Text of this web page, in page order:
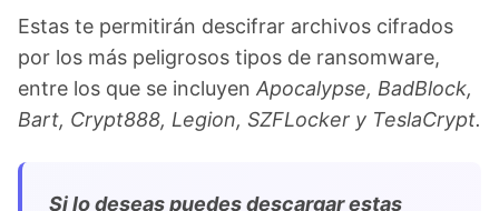
Estas te permitirán descifrar archivos cifrados
por los más peligrosos tipos de ransomware,
entre los que se incluyen Apocalypse, BadBlock,
Bart, Crypt888, Legion, SZFLocker y TeslaCrypt.
Si lo deseas puedes descargar estas